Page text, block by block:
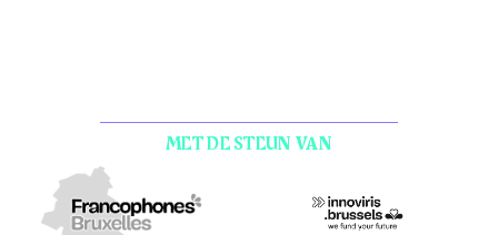
MET DE STEUN VAN